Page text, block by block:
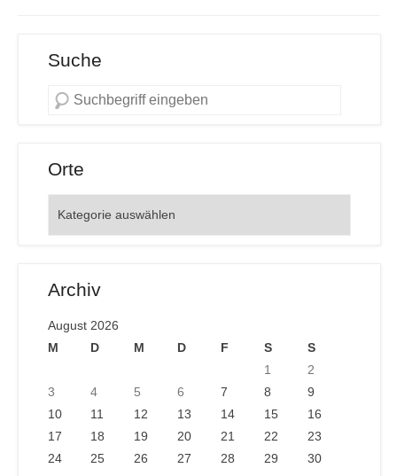
Suche
Orte
Archiv
August 2026
M
D M D F S
S
1
2
3
4 5 6 7 8
9
10
11 12 13 14 15
16
17
18 19 20 21 22
23
24
25 26 27 28 29
30